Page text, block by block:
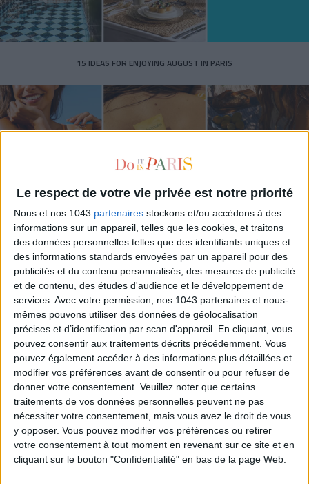
Le respect de votre vie privée est notre priorité
Nous et nos 1043 partenaires stockons et/ou accédons à des
informations sur un appareil, telles que les cookies, et traitons
des données personnelles telles que des identifiants uniques et
des informations standards envoyées par un appareil pour des
publicités et du contenu personnalisés, des mesures de publicité
et de contenu, des études d'audience et le développement de
services. Avec votre permission, nos 1043 partenaires et nous-
mêmes pouvons utiliser des données de géolocalisation
précises et d’identification par scan d'appareil. En cliquant, vous
pouvez consentir aux traitements décrits précédemment. Vous
pouvez également accéder à des informations plus détaillées et
modifier vos préférences avant de consentir ou pour refuser de
donner votre consentement. Veuillez noter que certains
traitements de vos données personnelles peuvent ne pas
nécessiter votre consentement, mais vous avez le droit de vous
y opposer. Vous pouvez modifier vos préférences ou retirer
votre consentement à tout moment en revenant sur ce site et en
cliquant sur le bouton "Confidentialité" en bas de la page Web.
15 IDEAS FOR ENJOYING AUGUST IN PARIS
SPF 50 SUNSCREENS YOU'LL ACTUALLY WANT TO SLATHER ON
THE BEST HOTELS FOR A SPA AND GASTRONOMY WEEKEND